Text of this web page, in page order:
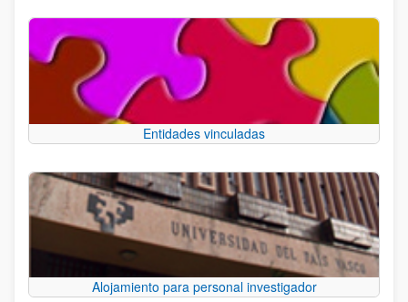
Entidades vinculadas
Alojamiento para personal investigador